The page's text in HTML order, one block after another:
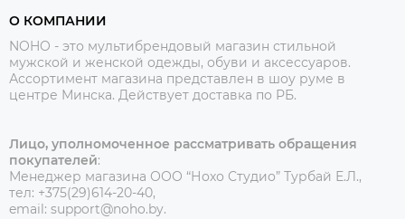
О КОМПАНИИ
NOHO - это мультибрендовый магазин стильной
мужской и женской одежды, обуви и аксессуаров.
Ассортимент магазина представлен в шоу руме в
центре Минска. Действует доставка по РБ.
Лицо, уполномоченное рассматривать обращения
покупателей:
Менеджер магазина ООО “Нохо Студио” Турбай Е.Л.,
тел: +375(29)614-20-40,
email: support@noho.by.